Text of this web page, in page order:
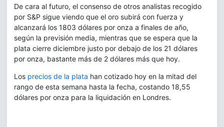
De cara al futuro, el consenso de otros analistas recogido
por S&P sigue viendo que el oro subirá con fuerza y
alcanzará los 1803 dólares por onza a finales de año,
según la previsión media, mientras que se espera que la
plata cierre diciembre justo por debajo de los 21 dólares
por onza, bastante más de 2 dólares más que hoy.
Los precios de la plata han cotizado hoy en la mitad del
rango de esta semana hasta la fecha, costando 18,55
dólares por onza para la liquidación en Londres.